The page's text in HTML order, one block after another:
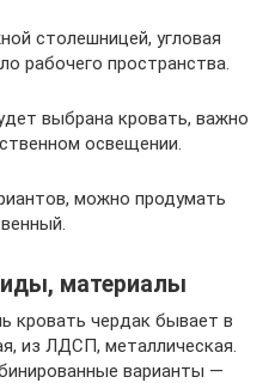
столешницей, угловая
рабочего пространства.
выбрана кровать, важно
освещении.
можно продумать
материалы
кровать чердак бывает в
из ЛДСП, металлическая.
варианты —